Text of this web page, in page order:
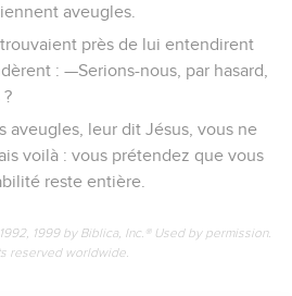
aveugles.
près de lui entendirent
: —Serions-nous, par hasard,
?
aveugles, leur dit Jésus, vous ne
voilà : vous prétendez que vous
reste entière.
1999 by Biblica, Inc.® Used by permission.
reserved worldwide.